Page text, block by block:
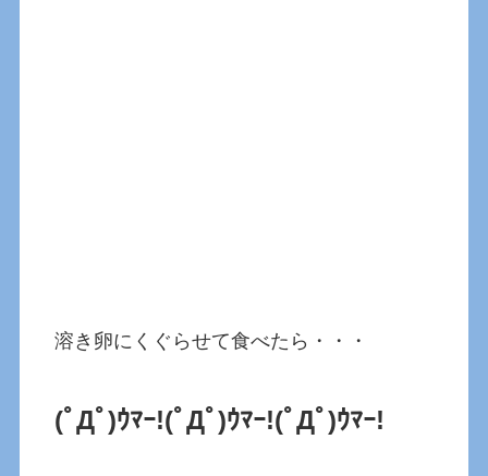
溶き卵にくぐらせて食べたら・・・
(ﾟДﾟ)ｳﾏｰ!(ﾟДﾟ)ｳﾏｰ!(ﾟДﾟ)ｳﾏｰ!